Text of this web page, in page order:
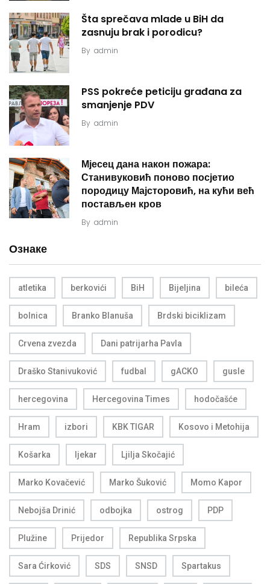
Šta sprečava mlade u BiH da
zasnuju brak i porodicu?
By admin
PSS pokreće peticiju građana za
smanjenje PDV
By admin
Мјесец дана након пожара:
Станивуковић поново посјетио
породицу Мајсторовић, на кући већ
постављен кров
By admin
Ознаке
atletika berkovići BiH Bijeljina bileća
bolnica Branko Blanuša Brdski biciklizam
Crvena zvezda Dani patrijarha Pavla
Draško Stanivuković fudbal gACKO gusle
hercegovina Hercegovina Times hodočašće
Hram izbori KBK TIGAR Kosovo i Metohija
Košarka ljekar Ljilja Skočajić
Marko Kovačević Marko Šuković Momo Kapor
Nebojša Drinić odbojka ostrog PDP
Plužine Prijedor Republika Srpska
Sara Ćirković SDS SNSD Spartakus